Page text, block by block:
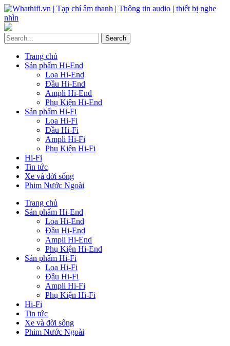
Trang chủ
Sản phẩm Hi-End
Loa Hi-End
Đầu Hi-End
Ampli Hi-End
Phụ Kiện Hi-End
Sản phẩm Hi-Fi
Loa Hi-Fi
Đầu Hi-Fi
Ampli Hi-Fi
Phụ Kiện Hi-Fi
Hi-Fi
Tin tức
Xe và đời sống
Phim Nước Ngoài
Trang chủ
Sản phẩm Hi-End
Loa Hi-End
Đầu Hi-End
Ampli Hi-End
Phụ Kiện Hi-End
Sản phẩm Hi-Fi
Loa Hi-Fi
Đầu Hi-Fi
Ampli Hi-Fi
Phụ Kiện Hi-Fi
Hi-Fi
Tin tức
Xe và đời sống
Phim Nước Ngoài